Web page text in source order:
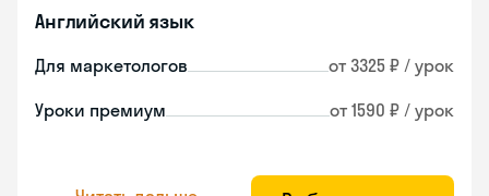
Английский язык
Для маркетологов от 3325 ₽ / урок
Уроки премиум от 1590 ₽ / урок